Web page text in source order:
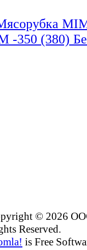
-350 (380)
© 2026
Reserved.
is Free